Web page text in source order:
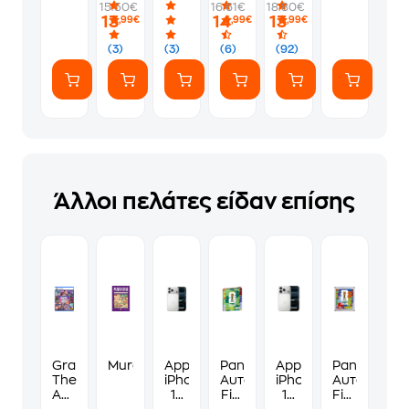
(3)
15.50€
13,99€
Φακελάκι
(7
Αυτοκόλλητα)
(3)
γ*μηθούνε
ευγενικά
(6)
16.61€
14,99€
(92)
18.80€
13,99€
Άλλοι πελάτες είδαν επίσης
Grand
Theft
Auto
MurdokuApple
iPhone
17
Panini
Αυτοκόλλητα
Fifa
Apple
iPhone
17
Panini
Fifa